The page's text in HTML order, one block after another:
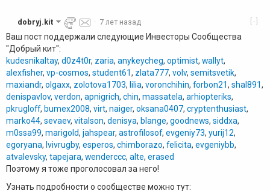
[-]
dobryj.kit · 7 лет назад
Ваш пост поддержали следующие Инвесторы Сообщества
"Добрый кит":
kudesnikaltay, d0z4t0r, zaria, anykeycheg, optimist, wallyt,
alexfisher, vp-cosmos, student61, zlata777, volv, semitsvetik,
maxiandr, olgaxx, zolotova1703, lilia, voronchihin, forbon21, shal891,
denispavlov, verdon, apnigrich, chin, massatela, arhiopteriks,
pkrugloff, bumex2008, virt, naiger, oksana0407, cryptenthusiast,
marko44, sevaev, vitalson, denisya, blange, goodnews, siddxa,
m0ssa99, marigold, jahspear, astrofilosof, evgeniy73, yurij12,
egoryana, lvivrugby, esperos, chimborazo, felicita, evgeniybb,
atvalevsky, tapejara, wenderccc, alte, erased
Поэтому я тоже проголосовал за него!
Узнать подробности о сообществе можно тут: